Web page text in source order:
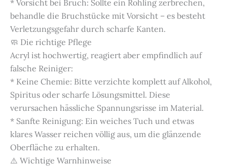
* Vorsicht bei Bruch: Sollte ein Rohling zerbrechen,
behandle die Bruchstücke mit Vorsicht – es besteht
Verletzungsgefahr durch scharfe Kanten.
🧼 Die richtige Pflege
Acryl ist hochwertig, reagiert aber empfindlich auf
falsche Reiniger:
* Keine Chemie: Bitte verzichte komplett auf Alkohol,
Spiritus oder scharfe Lösungsmittel. Diese
verursachen hässliche Spannungsrisse im Material.
* Sanfte Reinigung: Ein weiches Tuch und etwas
klares Wasser reichen völlig aus, um die glänzende
Oberfläche zu erhalten.
⚠️ Wichtige Warnhinweise